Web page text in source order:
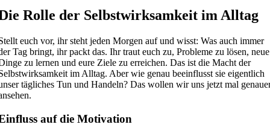
Rolle der Selbstwirksamkeit im Alltag
euch vor, ihr steht jeden Morgen auf und wisst: Was auch immer
Tag bringt, ihr packt das. Ihr traut euch zu, Probleme zu lösen, neue
zu lernen und eure Ziele zu erreichen. Das ist die Macht der
im Alltag. Aber wie genau beeinflusst sie eigentlich
tägliches Tun und Handeln? Das wollen wir uns jetzt mal
auf die Motivation